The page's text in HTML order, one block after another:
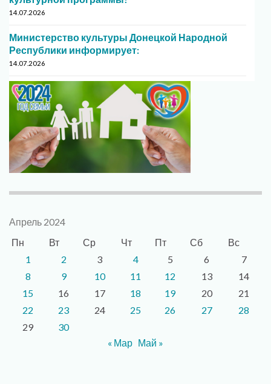
14.07.2026
Министерство культуры Донецкой Народной
Республики информирует:
14.07.2026
Апрель 2024
Пн
Вт Ср Чт Пт Сб
Вс
1
2 3 4 5 6
7
8
9 10 11 12 13
14
15
16 17 18 19 20
21
22
23 24 25 26 27
28
29
30
« Мар Май »